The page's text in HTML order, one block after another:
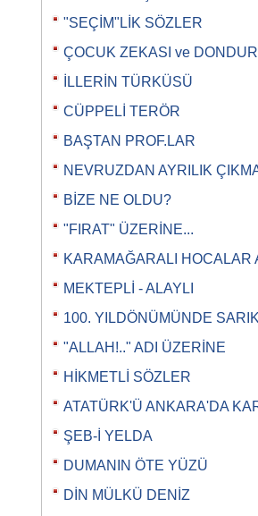
"SEÇİM"LİK SÖZLER
ÇOCUK ZEKASI ve
İLLERİN TÜRKÜSÜ
CÜPPELİ TERÖR
BAŞTAN PROF.LAR
NEVRUZDAN AYRILIK
BİZE NE OLDU?
"FIRAT" ÜZERİNE...
KARAMAĞARALI HOCALAR
MEKTEPLİ - ALAYLI
100. YILDÖNÜMÜNDE
"ALLAH!.." ADI ÜZERİNE
HİKMETLİ SÖZLER
ATATÜRK'Ü ANKARA'DA
ŞEB-İ YELDA
DUMANIN ÖTE YÜZÜ
DİN MÜLKÜ DENİZ